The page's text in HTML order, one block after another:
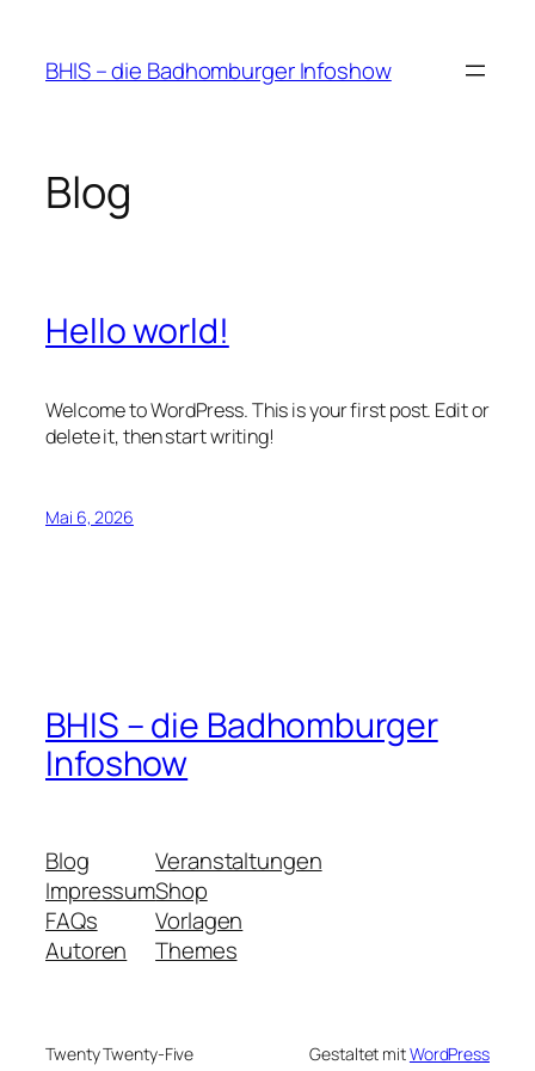
springen
BHIS – die Badhomburger Infoshow
Blog
Hello world!
Welcome to WordPress. This is your first post. Edit or
delete it, then start writing!
Mai 6, 2026
BHIS – die Badhomburger
Infoshow
Blog
Impressum
FAQs
Autoren
Veranstaltungen
Shop
Vorlagen
Themes
Twenty Twenty-Five Gestaltet mitWordPress